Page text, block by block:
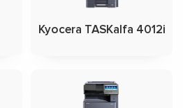
Kyocera TASKalfa 4012i